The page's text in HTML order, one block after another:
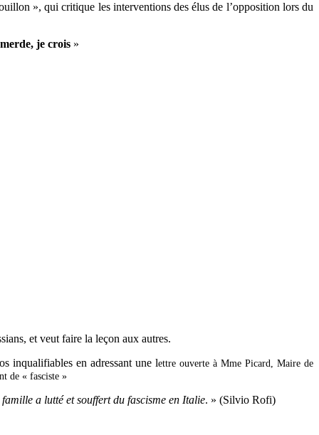
», qui critique les interventions des élus de l’opposition lors du
je crois »
et veut faire la leçon aux autres.
inqualifiables en adressant une lettre ouverte à Mme Picard, Maire de
de « fasciste »
a lutté et souffert du fascisme en Italie. » (Silvio Rofi)